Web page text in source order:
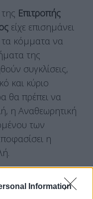
Information
Επιτροπής
είχε επισημάνει
τα κόμματα να
της
συγκλίσεις,
και κύριο
θα πρέπει να
η Αναθεωρητική
των
η
να συναινέσουν